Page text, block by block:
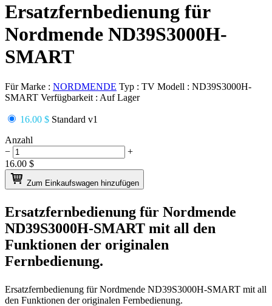
Ersatzfernbedienung für
Nordmende ND39S3000H-
SMART
Für Marke : NORDMENDE Typ : TV Modell : ND39S3000H-
SMART Verfügbarkeit : Auf Lager
16.00 $ Standard v1
Anzahl
−
+
16.00 $
Zum Einkaufswagen hinzufügen
Ersatzfernbedienung für Nordmende
ND39S3000H-SMART mit all den
Funktionen der originalen
Fernbedienung.
Ersatzfernbedienung fürNordmende ND39S3000H-SMART mit all
den Funktionen der originalen Fernbedienung.